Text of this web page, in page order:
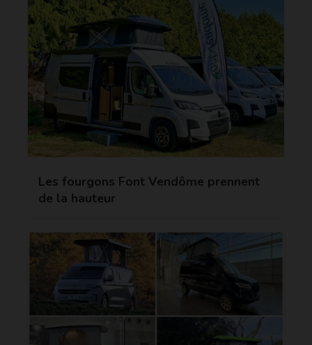
Les fourgons Font Vendôme prennent
de la hauteur